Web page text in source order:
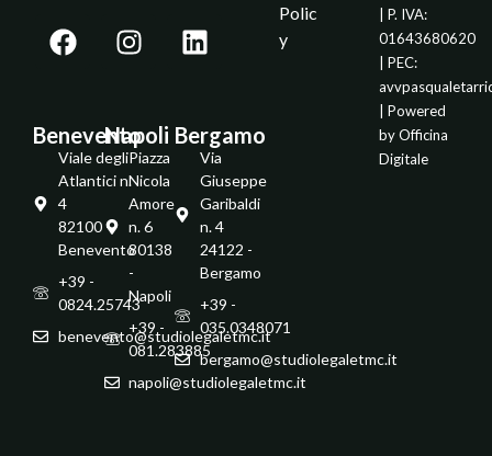
Benevento
Viale degli
Atlantici n.
4
82100 -
Benevento
+39 -
0824.25743
benevento@studiolegaletmc.it
Napoli
Piazza
Nicola
Amore
n. 6
80138
-
Napoli
+39 -
081.283885
napoli@studiolegaletmc.it
Bergamo
Via
Giuseppe
Garibaldi
n. 4
24122 -
Bergamo
+39 -
035.0348071
bergamo@studiolegaletmc.it
Polic
y
| P. IVA:
01643680620
| PEC:
| Powered
byOfficina
Digitale